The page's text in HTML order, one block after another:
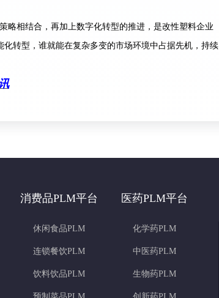
略相结合，再加上数字化转型的推进，是改性塑料企业
转型，谁就能在复杂多变的市场环境中占据先机，持续
消费品PLM平台
休闲食品PLM
连锁餐饮PLM
饮料饮品PLM
医药PLM平台
化学药PLM
中医药PLM
生物药PLM